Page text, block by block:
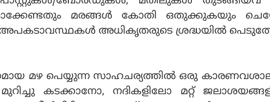
മരങ്ങള്‍ കോതി ഒതുക്കുകയും
അധികൃതരുടെ ശ്രദ്ധയില്‍
മഴ പെയ്യുന്ന സാഹചര്യത്തില്‍ ഒരു
കടക്കാനോ, നദികളിലോ മറ്റ്